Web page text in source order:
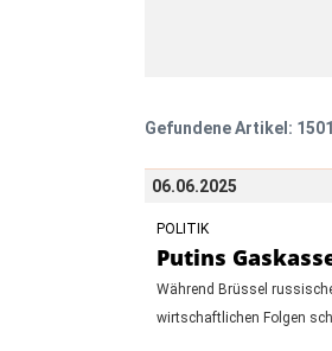
Gefundene Artikel: 1501
06.06.2025
POLITIK
Putins
Während Brüssel
wirtschaftlichen Folgen